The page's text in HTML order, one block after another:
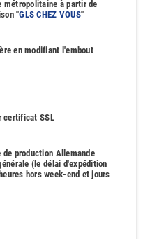
métropolitaine à partir de
"GLS CHEZ VOUS"
en modifiant l'embout
certificat SSL
production Allemande
(le délai d'expédition
hors week-end et jours